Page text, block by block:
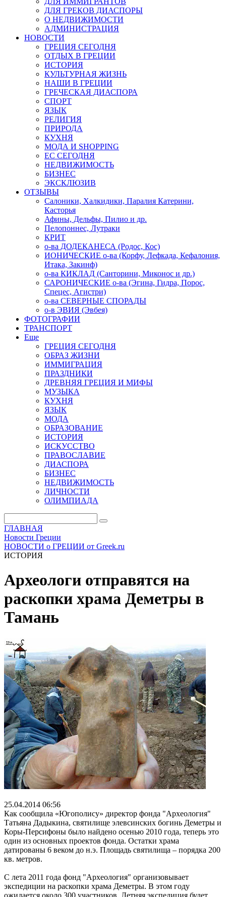
ДЛЯ ГРЕКОВ ДИАСПОРЫ
О НЕДВИЖИМОСТИ
АДМИНИСТРАЦИЯ
НОВОСТИ
ГРЕЦИЯ СЕГОДНЯ
ОТДЫХ В ГРЕЦИИ
ИСТОРИЯ
КУЛЬТУРНАЯ ЖИЗНЬ
НАШИ В ГРЕЦИИ
ГРЕЧЕСКАЯ ДИАСПОРА
СПОРТ
ЯЗЫК
РЕЛИГИЯ
ПРИРОДА
КУХНЯ
МОДА И SHOPPING
ЕС СЕГОДНЯ
НЕДВИЖИМОСТЬ
БИЗНЕС
ЭКСКЛЮЗИВ
ОТЗЫВЫ
Салоники, Халкидики, Паралия Катерини,
Касторья
Афины, Дельфы, Пилио и др.
Пелопоннес, Лутраки
КРИТ
о-ва ДОДЕКАНЕСА (Родос, Кос)
ИОНИЧЕСКИЕ о-ва (Корфу, Лефкада, Кефалония,
Итака, Закинф)
о-ва КИКЛАД (Санторини, Миконос и др.)
САРОНИЧЕСКИЕ о-ва (Эгина, Гидра, Порос,
Спецес, Агистри)
о-ва СЕВЕРНЫЕ СПОРАДЫ
о-в ЭВИЯ (Эвбея)
ФОТОГРАФИИ
ТРАНСПОРТ
Еще
ГРЕЦИЯ СЕГОДНЯ
ОБРАЗ ЖИЗНИ
ИММИГРАЦИЯ
ПРАЗДНИКИ
ДРЕВНЯЯ ГРЕЦИЯ И МИФЫ
МУЗЫКА
КУХНЯ
ЯЗЫК
МОДА
ОБРАЗОВАНИЕ
ИСТОРИЯ
ИСКУССТВО
ПРАВОСЛАВИЕ
ДИАСПОРА
БИЗНЕС
НЕДВИЖИМОСТЬ
ЛИЧНОСТИ
ОЛИМПИАДА
ГЛАВНАЯ
Новости Греции
НОВОСТИ о ГРЕЦИИ от Greek.ru
ИСТОРИЯ
Археологи отправятся на
раскопки храма Деметры в
Тамань
25.04.2014 06:56
Как сообщила «Югополису» директор фонда "Археология"
Татьяна Дадыкина, святилище элевсинских богинь Деметры и
Коры-Персифоны было найдено осенью 2010 года, теперь это
один из основных проектов фонда. Остатки храма
датированы 6 веком до н.э. Площадь святилища – порядка 200
кв. метров.
С лета 2011 года фонд "Археология" организовывает
экспедиции на раскопки храма Деметры. В этом году
ожидается около 300 участников. Летняя экспедиция будет